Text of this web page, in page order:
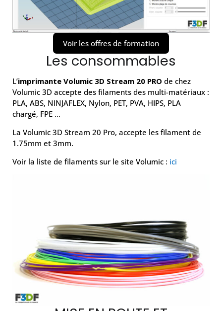
Voir les offres de formation
Les consommables
L’imprimante Volumic 3D Stream 20 PRO de chez
Volumic 3D accepte des filaments des multi-matériaux :
PLA, ABS, NINJAFLEX, Nylon, PET, PVA, HIPS, PLA
chargé, FPE …
La Volumic 3D Stream 20 Pro, accepte les filament de
1.75mm et 3mm.
Voir la liste de filaments sur le site Volumic : ici